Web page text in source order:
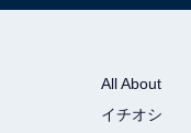
All About
イチオシ